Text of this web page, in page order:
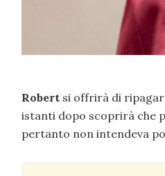
Robert si offrirà di
istanti dopo scoprirà che
pertanto non intendeva